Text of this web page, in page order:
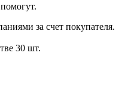
за счет покупателя.
30 шт.